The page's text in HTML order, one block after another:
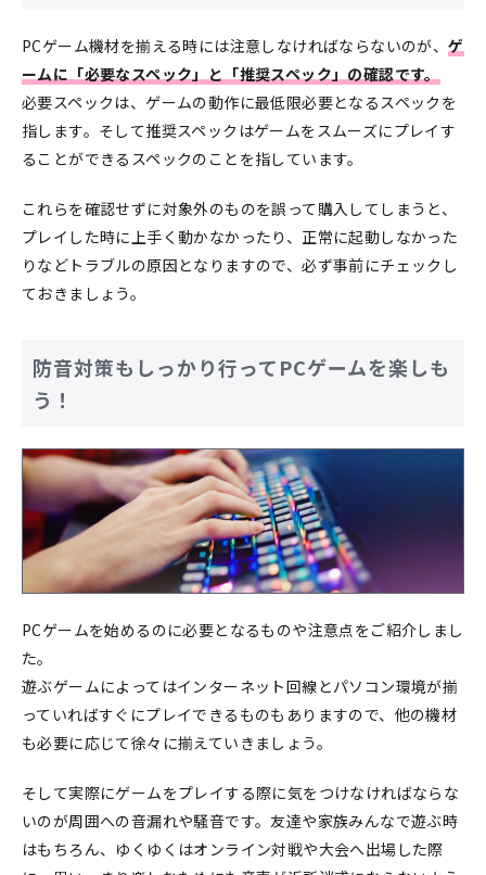
PCゲーム機材を揃える時には注意しなければならないのが、ゲ
ームに「必要なスペック」と「推奨スペック」の確認です。
必要スペックは、ゲームの動作に最低限必要となるスペックを
指します。そして推奨スペックはゲームをスムーズにプレイす
ることができるスペックのことを指しています。
これらを確認せずに対象外のものを誤って購入してしまうと、
プレイした時に上手く動かなかったり、正常に起動しなかった
りなどトラブルの原因となりますので、必ず事前にチェックし
ておきましょう。
防音対策もしっかり行ってPCゲームを楽しも
う！
PCゲームを始めるのに必要となるものや注意点をご紹介しまし
た。
遊ぶゲームによってはインターネット回線とパソコン環境が揃
っていればすぐにプレイできるものもありますので、他の機材
も必要に応じて徐々に揃えていきましょう。
そして実際にゲームをプレイする際に気をつけなければならな
いのが周囲への音漏れや騒音です。友達や家族みんなで遊ぶ時
はもちろん、ゆくゆくはオンライン対戦や大会へ出場した際